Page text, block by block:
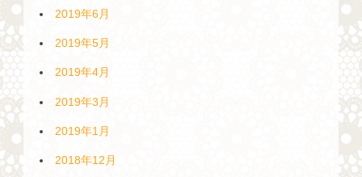
2019年6月
2019年5月
2019年4月
2019年3月
2019年1月
2018年12月